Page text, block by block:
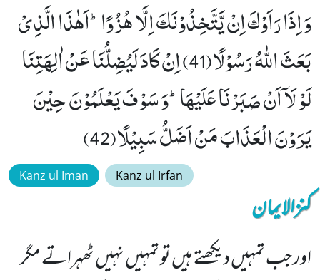
وَ اِذَا رَاَوْكَ اِنْ یَّتَّخِذُوْنَكَ اِلَّا هُزُوًاؕ-اَهٰذَا الَّذِیْ
بَعَثَ اللّٰهُ رَسُوْلًا(41) اِنْ كَادَ لَیُضِلُّنَا عَنْ اٰلِهَتِنَا
لَوْ لَاۤ اَنْ صَبَرْنَا عَلَیْهَاؕ-وَ سَوْفَ یَعْلَمُوْنَ حِیْنَ
یَرَوْنَ الْعَذَابَ مَنْ اَضَلُّ سَبِیْلًا(42)
Kanz ul Iman Kanz ul Irfan
کنزالایمان
اور جب تمہیں دیکھتے ہیں تو تمہیں نہیں ٹھہراتے مگر